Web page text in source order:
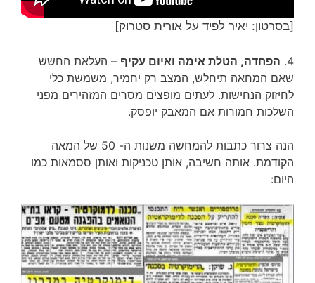
[בסרטון: יאיר לפיד על אורית סטרוק]
4. הפחדה, הטלת אימה ואיום עקיף – העלאת החשש
שאם המחאה תיחלש, המצב רק יחמיר, משמשת כלי
לחיזוק הנחישות. לעתים מופצים מסרים המזהירים מפני
השלכות חמורות אם המאבק יופסק.
הנה צרור כתבות להמחשה משנות ה- 50 של המאה
הקודמת. אותה חשיבה, אותן טכניקות ואותן ססמאות כמו
היום: